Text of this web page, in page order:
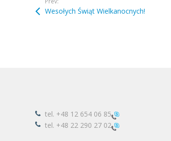
Wesołych Świąt Wielkanocnych!
tel. +48 12 654 06 85
tel. +48 22 290 27 02